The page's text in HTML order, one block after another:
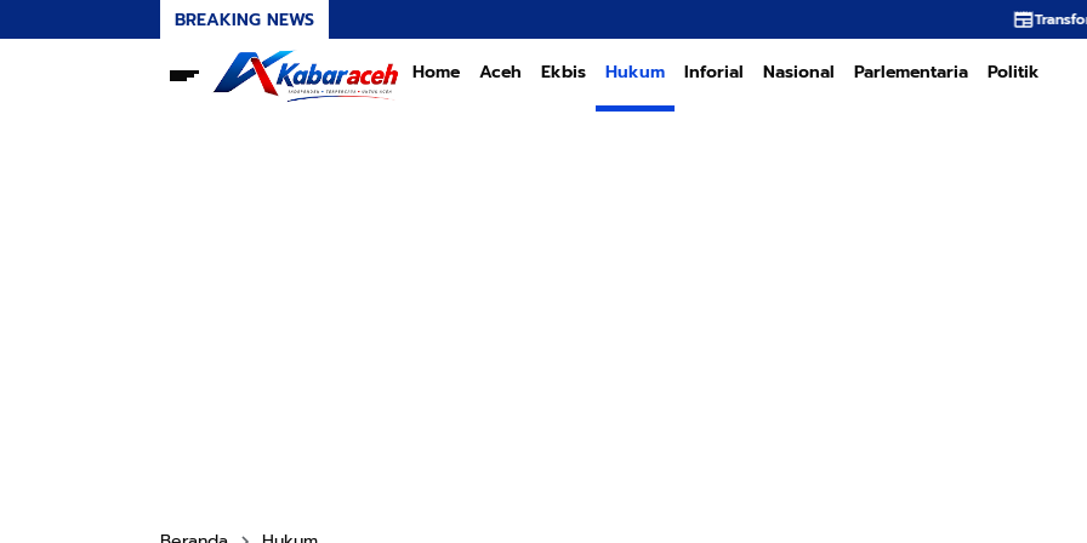
BREAKING NEWS Transformasi PT PEMA
Home Aceh Ekbis Hukum Inforial Nasional Parlementaria Politik